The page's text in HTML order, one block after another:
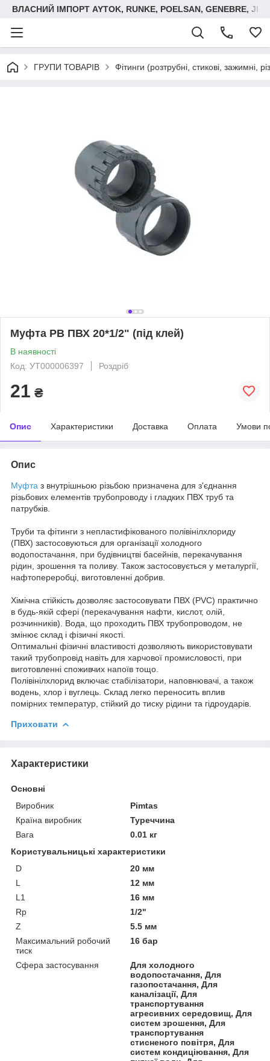
ВЛАСНИЙ ІМПОРТ AYTOK, RUNKE, POELSAN, GENEBRE,
ГРУПИ ТОВАРІВ Фітинги (розтрубні, стикові, зажимні,
Муфта РВ ПВХ 20*1/2" (під клей)
В наявності
Код: УТ000006397
Роздріб
21 ₴
Опис Характеристики Доставка Оплата Умови
Опис
Муфта з внутрішньою різьбою призначена для з'єднання
різьбових елементів трубопроводу і гладких ПВХ труб та
патрубків.
Труби та фітинги з непластифікованого полівінілхлориду
(ПВХ) застосовуються для організації холодного
водопостачання, при будівництві басейнів, перекачування
рідин, зрошення та поливу. Також застосовується у металургії,
нафтопереробці, виготовленні добрив.
Хімічна стійкість дозволяє застосовувати ПВХ (PVC) практично
в будь-якій сфері (перекачування нафти, кислот, олій,
розчинників). Вода, що проходить ПВХ трубопроводом, не
змінює склад і фізичні якості.
Оптимальні фізичні властивості дозволяють використовувати
такий трубопровід навіть для харчової промисловості, при
виготовленні споживчих напоїв тощо.
Полівінілхлорид включає стабілізатори, наповнювачі, а також
водень, хлор і вуглець. Склад легко переносить вплив
помірних температур, стійкий до тиску рідини та гідроударів.
Приховати
Характеристики
Основні
Виробник
Pimtas
Країна виробник
Туреччина
Вага
0.01 кг
Користувальницькі характеристики
D
20 мм
L
12 мм
L1
16 мм
Rp
1/2"
Z
5.5 мм
Максимальний робочий
тиск
16 бар
Сфера застосування
Для холодного
водопостачання, Для
газопостачання, Для
каналізації, Для
транспортування
агресивних середовищ, Для
систем зрошення, Для
транспортування
стисненого повітря, Для
систем кондиціювання, Для